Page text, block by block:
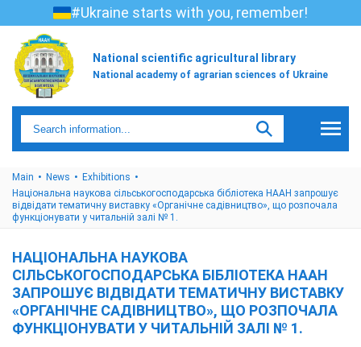
#Ukraine starts with you, remember!
National scientific agricultural library
National academy of agrarian sciences of Ukraine
Main News
Exhibitions
Національна наукова сільськогосподарська бібліотека НААН запрошує
відвідати тематичну виставку «Органічне садівництво», що розпочала
функціонувати у читальній залі № 1.
НАЦІОНАЛЬНА НАУКОВА
СІЛЬСЬКОГОСПОДАРСЬКА БІБЛІОТЕКА НААН
ЗАПРОШУЄ ВІДВІДАТИ ТЕМАТИЧНУ ВИСТАВКУ
«ОРГАНІЧНЕ САДІВНИЦТВО», ЩО РОЗПОЧАЛА
ФУНКЦІОНУВАТИ У ЧИТАЛЬНІЙ ЗАЛІ № 1.